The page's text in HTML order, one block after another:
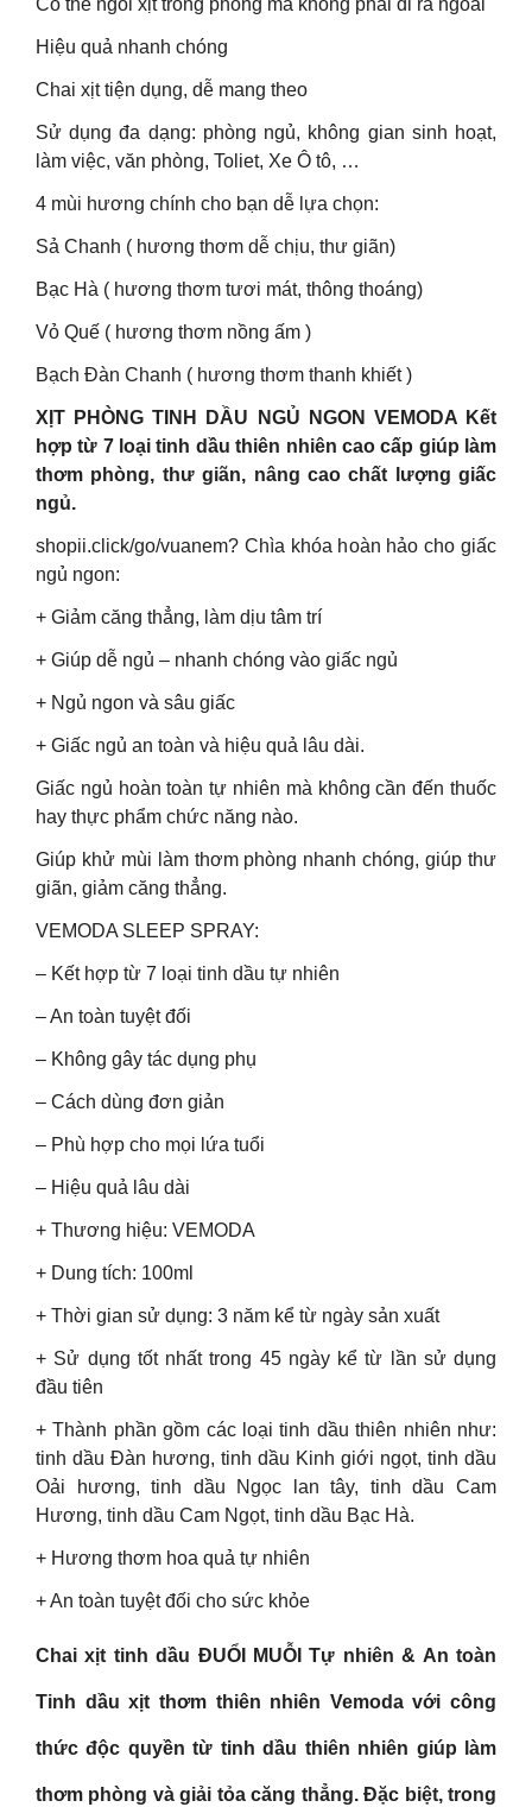
Có thể ngồi xịt trong phòng mà không phải đi ra ngoài
Hiệu quả nhanh chóng
Chai xịt tiện dụng, dễ mang theo
Sử dụng đa dạng: phòng ngủ, không gian sinh hoạt,
làm việc, văn phòng, Toliet, Xe Ô tô, …
4 mùi hương chính cho bạn dễ lựa chọn:
Sả Chanh ( hương thơm dễ chịu, thư giãn)
Bạc Hà ( hương thơm tươi mát, thông thoáng)
Vỏ Quế ( hương thơm nồng ấm )
Bạch Đàn Chanh ( hương thơm thanh khiết )
XỊT PHÒNG TINH DẦU NGỦ NGON VEMODA Kết
hợp từ 7 loại tinh dầu thiên nhiên cao cấp giúp làm
thơm phòng, thư giãn, nâng cao chất lượng giấc
ngủ.
shopii.click/go/vuanem? Chìa khóa hoàn hảo cho giấc
ngủ ngon:
+ Giảm căng thẳng, làm dịu tâm trí
+ Giúp dễ ngủ – nhanh chóng vào giấc ngủ
+ Ngủ ngon và sâu giấc
+ Giấc ngủ an toàn và hiệu quả lâu dài.
Giấc ngủ hoàn toàn tự nhiên mà không cần đến thuốc
hay thực phẩm chức năng nào.
Giúp khử mùi làm thơm phòng nhanh chóng, giúp thư
giãn, giảm căng thẳng.
VEMODA SLEEP SPRAY:
– Kết hợp từ 7 loại tinh dầu tự nhiên
– An toàn tuyệt đối
– Không gây tác dụng phụ
– Cách dùng đơn giản
– Phù hợp cho mọi lứa tuổi
– Hiệu quả lâu dài
+ Thương hiệu: VEMODA
+ Dung tích: 100ml
+ Thời gian sử dụng: 3 năm kể từ ngày sản xuất
+ Sử dụng tốt nhất trong 45 ngày kể từ lần sử dụng
đầu tiên
+ Thành phần gồm các loại tinh dầu thiên nhiên như:
tinh dầu Đàn hương, tinh dầu Kinh giới ngọt, tinh dầu
Oải hương, tinh dầu Ngọc lan tây, tinh dầu Cam
Hương, tinh dầu Cam Ngọt, tinh dầu Bạc Hà.
+ Hương thơm hoa quả tự nhiên
+ An toàn tuyệt đối cho sức khỏe
Chai xịt tinh dầu ĐUỔI MUỖI Tự nhiên & An toàn
Tinh dầu xịt thơm thiên nhiên Vemoda với công
thức độc quyền từ tinh dầu thiên nhiên giúp làm
thơm phòng và giải tỏa căng thẳng. Đặc biệt, trong